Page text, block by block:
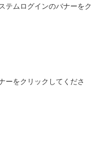
テムログインのバナーをク
ーをクリックしてくださ